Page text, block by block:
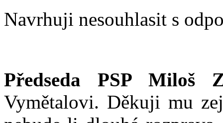
Navrhuji nesouhlasit s
Předseda PSP Miloš
Vymětalovi. Děkuji mu